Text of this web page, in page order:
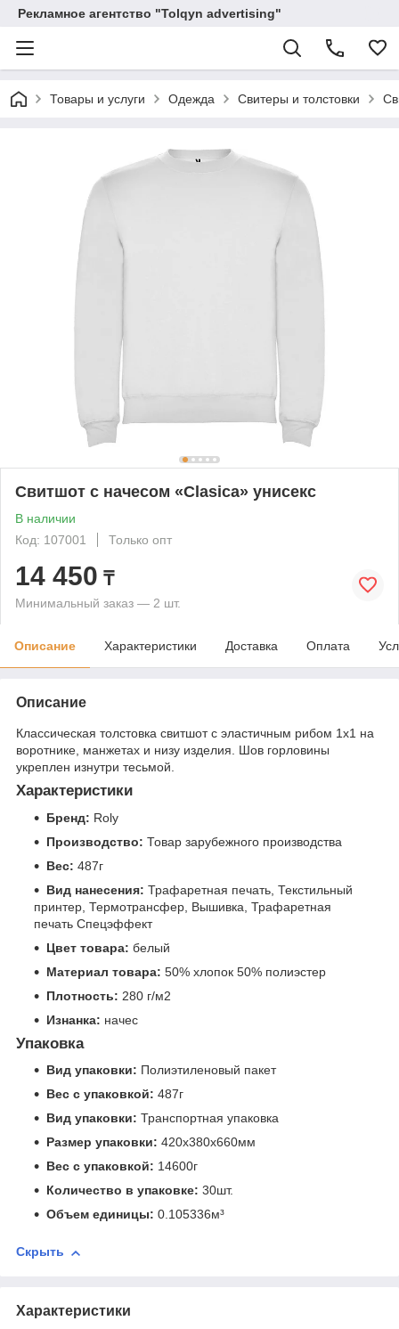
Рекламное агентство "Tolqyn advertising"
Товары и услуги Одежда Свитеры и толстовки
Свитшот с начесом «Clasica» унисекс
В наличии
Код: 107001
Только опт
14 450 ₸
Минимальный заказ — 2 шт.
Описание Характеристики Доставка Оплата
Описание
Классическая толстовка свитшот с эластичным рибом 1x1 на
воротнике, манжетах и низу изделия. Шов горловины
укреплен изнутри тесьмой.
Характеристики
Бренд: Roly
Производство: Товар зарубежного производства
Вес: 487г
Вид нанесения: Трафаретная печать, Текстильный
принтер, Термотрансфер, Вышивка, Трафаретная
печать Спецэффект
Цвет товара: белый
Материал товара: 50% хлопок 50% полиэстер
Плотность: 280 г/м2
Изнанка: начес
Упаковка
Вид упаковки: Полиэтиленовый пакет
Вес с упаковкой: 487г
Вид упаковки: Транспортная упаковка
Размер упаковки: 420x380x660мм
Вес с упаковкой: 14600г
Количество в упаковке: 30шт.
Объем единицы: 0.105336м³
Скрыть
Характеристики